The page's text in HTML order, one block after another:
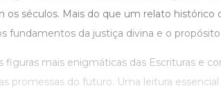
os séculos. Mais do que um relato histórico
fundamentos da justiça divina e o propósito
figuras mais enigmáticas das Escrituras e
promessas do futuro. Uma leitura